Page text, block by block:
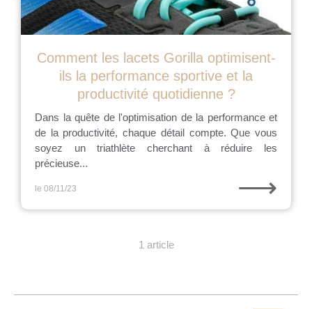
Comment les lacets Gorilla optimisent-
ils la performance sportive et la
productivité quotidienne ?
Dans la quête de l'optimisation de la performance et
de la productivité, chaque détail compte. Que vous
soyez un triathlète cherchant à réduire les
précieuse...
le 08/11/23 ⟶
1 article